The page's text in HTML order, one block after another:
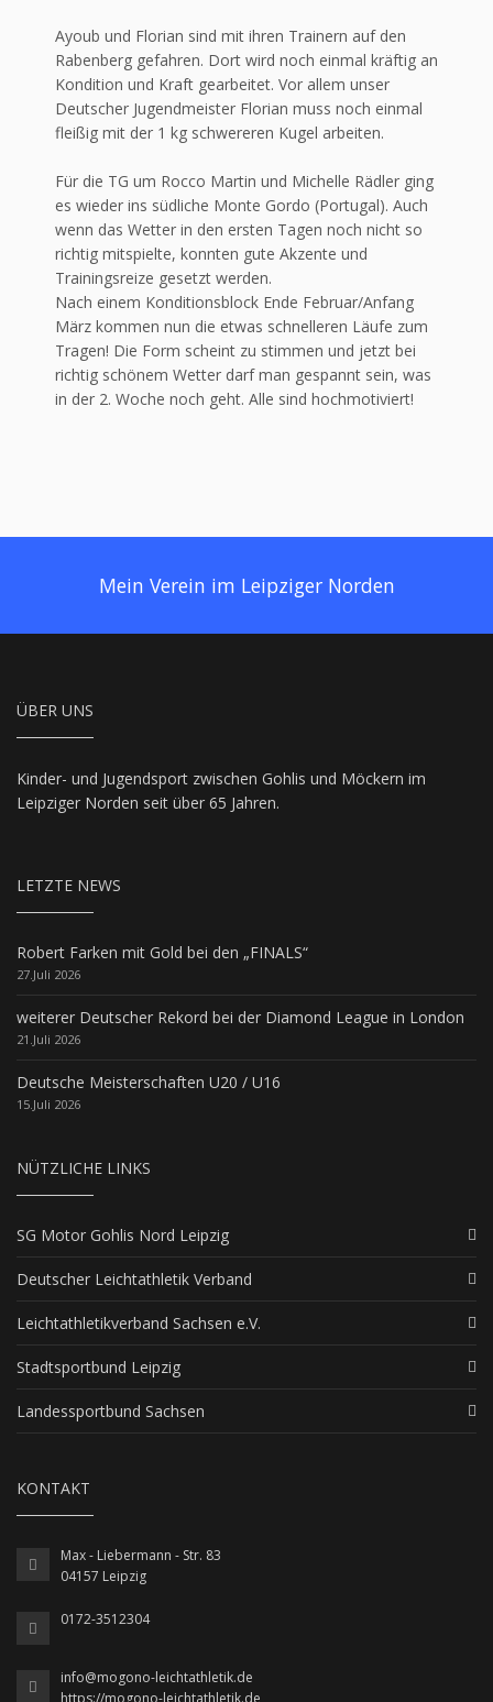
Ayoub und Florian sind mit ihren Trainern auf den
Rabenberg gefahren. Dort wird noch einmal kräftig an
Kondition und Kraft gearbeitet. Vor allem unser
Deutscher Jugendmeister Florian muss noch einmal
fleißig mit der 1 kg schwereren Kugel arbeiten.
Für die TG um Rocco Martin und Michelle Rädler ging
es wieder ins südliche Monte Gordo (Portugal). Auch
wenn das Wetter in den ersten Tagen noch nicht so
richtig mitspielte, konnten gute Akzente und
Trainingsreize gesetzt werden.
Nach einem Konditionsblock Ende Februar/Anfang
März kommen nun die etwas schnelleren Läufe zum
Tragen! Die Form scheint zu stimmen und jetzt bei
richtig schönem Wetter darf man gespannt sein, was
in der 2. Woche noch geht. Alle sind hochmotiviert!
Mein Verein im Leipziger Norden
ÜBER UNS
Kinder- und Jugendsport zwischen Gohlis und Möckern im
Leipziger Norden seit über 65 Jahren.
LETZTE NEWS
Robert Farken mit Gold bei den „FINALS“
27.Juli 2026
weiterer Deutscher Rekord bei der Diamond League in London
21.Juli 2026
Deutsche Meisterschaften U20 / U16
15.Juli 2026
NÜTZLICHE LINKS
SG Motor Gohlis Nord Leipzig
Deutscher Leichtathletik Verband
Leichtathletikverband Sachsen e.V.
Stadtsportbund Leipzig
Landessportbund Sachsen
KONTAKT
Max - Liebermann - Str. 83
04157 Leipzig
0172-3512304
info@mogono-leichtathletik.de
https://mogono-leichtathletik.de